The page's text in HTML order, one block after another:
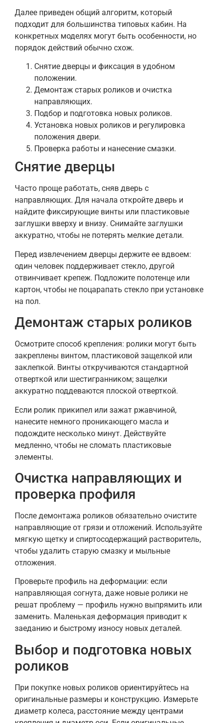
Далее приведен общий алгоритм, который
подходит для большинства типовых кабин. На
конкретных моделях могут быть особенности, но
порядок действий обычно схож.
Снятие дверцы и фиксация в удобном
положении.
Демонтаж старых роликов и очистка
направляющих.
Подбор и подготовка новых роликов.
Установка новых роликов и регулировка
положения двери.
Проверка работы и нанесение смазки.
Снятие дверцы
Часто проще работать, сняв дверь с
направляющих. Для начала откройте дверь и
найдите фиксирующие винты или пластиковые
заглушки вверху и внизу. Снимайте заглушки
аккуратно, чтобы не потерять мелкие детали.
Перед извлечением дверцы держите ее вдвоем:
один человек поддерживает стекло, другой
отвинчивает крепеж. Подложите полотенце или
картон, чтобы не поцарапать стекло при установке
на пол.
Демонтаж старых роликов
Осмотрите способ крепления: ролики могут быть
закреплены винтом, пластиковой защелкой или
заклепкой. Винты откручиваются стандартной
отверткой или шестигранником; защелки
аккуратно поддеваются плоской отверткой.
Если ролик прикипел или зажат ржавчиной,
нанесите немного проникающего масла и
подождите несколько минут. Действуйте
медленно, чтобы не сломать пластиковые
элементы.
Очистка направляющих и
проверка профиля
После демонтажа роликов обязательно очистите
направляющие от грязи и отложений. Используйте
мягкую щетку и спиртосодержащий растворитель,
чтобы удалить старую смазку и мыльные
отложения.
Проверьте профиль на деформации: если
направляющая согнута, даже новые ролики не
решат проблему — профиль нужно выпрямить или
заменить. Маленькая деформация приводит к
заеданию и быстрому износу новых деталей.
Выбор и подготовка новых
роликов
При покупке новых роликов ориентируйтесь на
оригинальные размеры и конструкцию. Измерьте
диаметр колеса, расстояние между центрами